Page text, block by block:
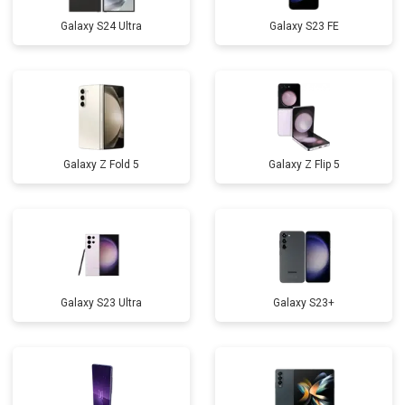
Galaxy S24 Ultra Galaxy S23 FE
Galaxy Z Fold 5 Galaxy Z Flip 5
Galaxy S23 Ultra Galaxy S23+